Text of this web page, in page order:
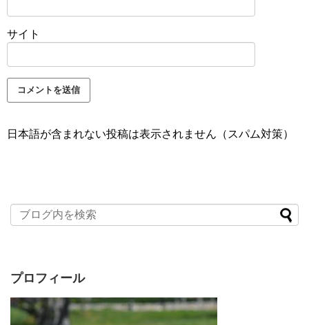
サイト
日本語が含まれない投稿は表示されません（スパム対策）
プロフィール